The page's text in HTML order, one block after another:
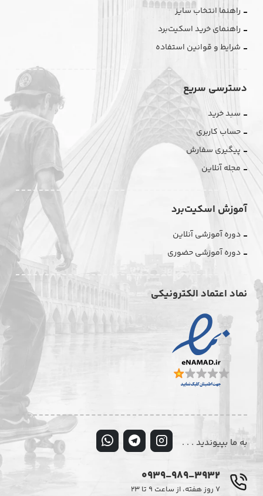
راهنما انتخاب سایز
راهنمای خرید اسکیت‌برد
شرایط و قوانین استفاده
دسترسی سریع
سبد خرید
حساب کاربری
پیگیری سفارش
مجله آنلاین
آموزش اسکیت‌برد
دوره آموزشی آنلاین
دوره آموزشی حضوری
نماد اعتماد الکترونیکی
به ما بپیوندید . . .
0939-989-3932
۷ روز هفته، از ساعت ۹ تا ۲۳